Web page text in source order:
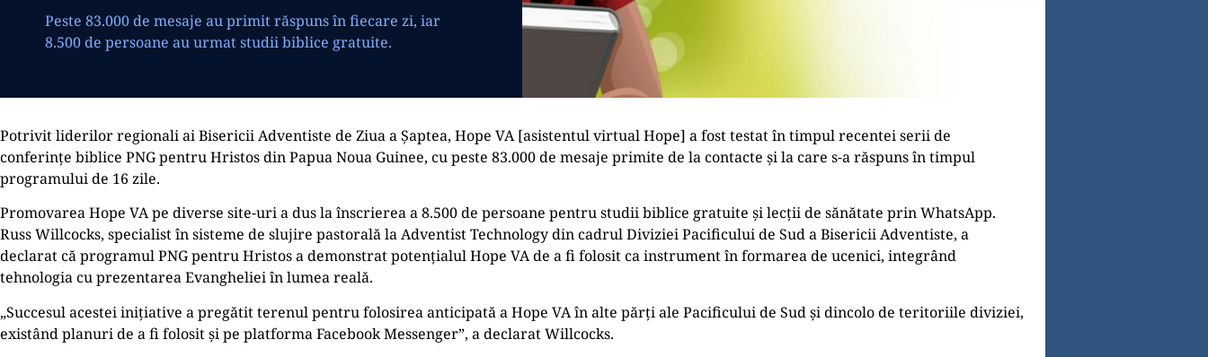
Peste 83.000 de mesaje au primit răspuns în fiecare zi, iar
8.500 de persoane au urmat studii biblice gratuite.
Potrivit liderilor regionali ai Bisericii Adventiste de Ziua a Șaptea, Hope VA [asistentul virtual Hope] a fost testat în timpul recentei serii de
conferințe biblice PNG pentru Hristos din Papua Noua Guinee, cu peste 83.000 de mesaje primite de la contacte și la care s-a răspuns în timpul
programului de 16 zile.
Promovarea Hope VA pe diverse site-uri a dus la înscrierea a 8.500 de persoane pentru studii biblice gratuite și lecții de sănătate prin WhatsApp.
Russ Willcocks, specialist în sisteme de slujire pastorală la Adventist Technology din cadrul Diviziei Pacificului de Sud a Bisericii Adventiste, a
declarat că programul PNG pentru Hristos a demonstrat potențialul Hope VA de a fi folosit ca instrument în formarea de ucenici, integrând
tehnologia cu prezentarea Evangheliei în lumea reală.
„Succesul acestei inițiative a pregătit terenul pentru folosirea anticipată a Hope VA în alte părți ale Pacificului de Sud și dincolo de teritoriile diviziei,
existând planuri de a fi folosit și pe platforma Facebook Messenger”, a declarat Willcocks.